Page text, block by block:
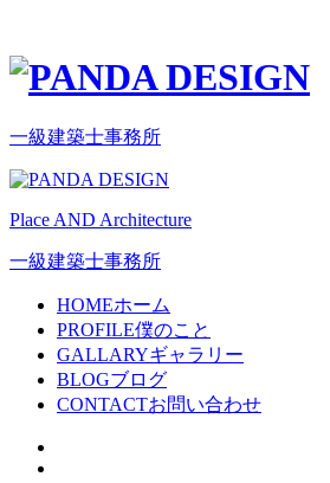
一級建築士事務所
Place AND Architecture
一級建築士事務所
HOMEホーム
PROFILE僕のこと
GALLARYギャラリー
BLOGブログ
CONTACTお問い合わせ